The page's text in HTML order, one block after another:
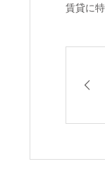
賃貸に